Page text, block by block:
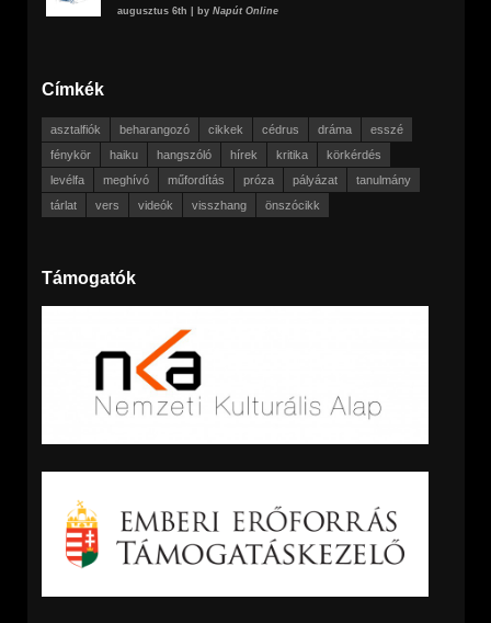
augusztus 6th | by Napút Online
Címkék
asztalfiók beharangozó cikkek cédrus dráma
esszé
fénykör
haiku hangszóló hírek kritika
körkérdés
levélfa
meghívó műfordítás próza pályázat
tanulmány
tárlat
vers videók visszhang önszócikk
Támogatók